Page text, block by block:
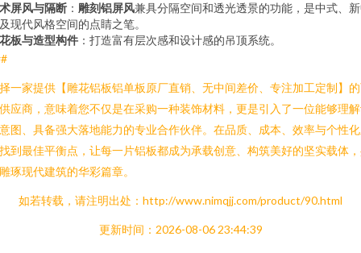
屏风与隔断 ： 雕刻铝屏风兼具分隔空间和透光透景的功能，是中式、
现代风格空间的点睛之笔。
板与造型构件 ：打造富有层次感和设计感的吊顶系统。
一家提供【雕花铝板铝单板原厂直销、无中间差价、专注加工定制】
应商，意味着您不仅是在采购一种装饰材料，更是引入了一位能够理
图、具备强大落地能力的专业合作伙伴。在品质、成本、效率与个性
到最佳平衡点，让每一片铝板都成为承载创意、构筑美好的坚实载体
琢现代建筑的华彩篇章。
如若转载，请注明出处：http://www.nimqjj.com/product/90.html
更新时间：2026-08-06 23:44:39